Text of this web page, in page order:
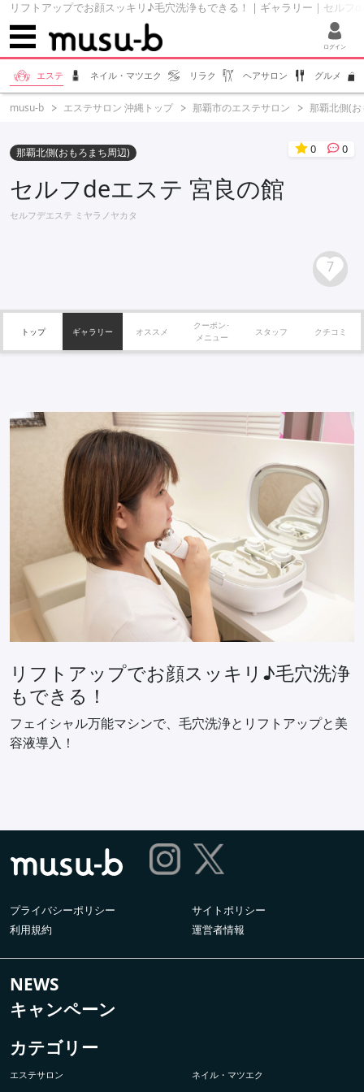
リフトアップでお顔スッキリ♪毛穴洗浄もできる！ | ギャラリー | セル
ログイン
エステ ネイル・マツエク リラク ヘアサロン グルメ
musu-b エステサロン 沖縄トップ 那覇市のエステサロン 那覇北側(
那覇北側(おもろまち周辺) 0 0
セルフdeエステ 宮良の館
セルフデエステ ミヤラノヤカタ
7
トップ ギャラリー オススメ
クーポン･
メニュー
スタッフ クチコミ
リフトアップでお顔スッキリ♪毛穴洗浄
もできる！
フェイシャル万能マシンで、毛穴洗浄とリフトアップと美
容液導入！
プライバシーポリシー
サイトポリシー
利用規約
運営者情報
NEWS
キャンペーン
カテゴリー
エステサロン ネイル・マツエク